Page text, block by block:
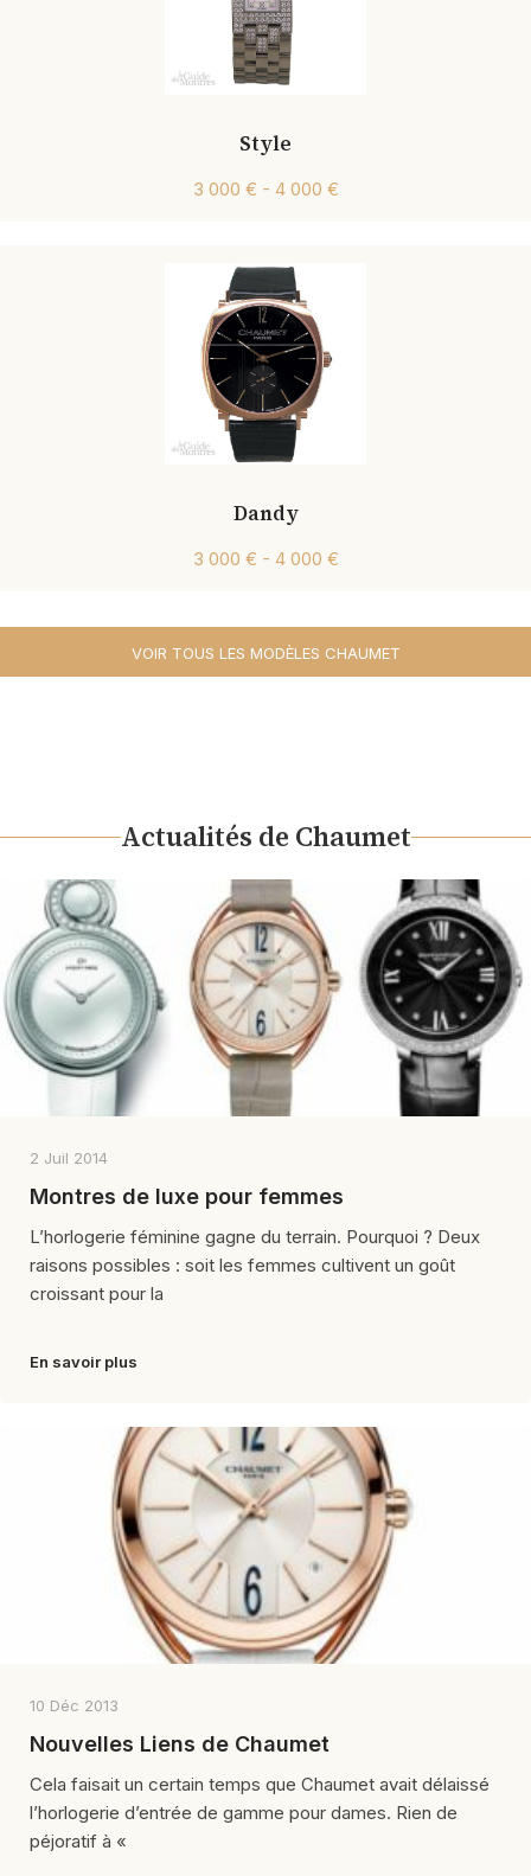
Style
3 000 € - 4 000 €
Dandy
3 000 € - 4 000 €
VOIR TOUS LES MODÈLES CHAUMET
Actualités de Chaumet
2 Juil 2014
Montres de luxe pour femmes
L’horlogerie féminine gagne du terrain. Pourquoi ? Deux
raisons possibles : soit les femmes cultivent un goût
croissant pour la
En savoir plus
10 Déc 2013
Nouvelles Liens de Chaumet
Cela faisait un certain temps que Chaumet avait délaissé
l’horlogerie d’entrée de gamme pour dames. Rien de
péjoratif à «